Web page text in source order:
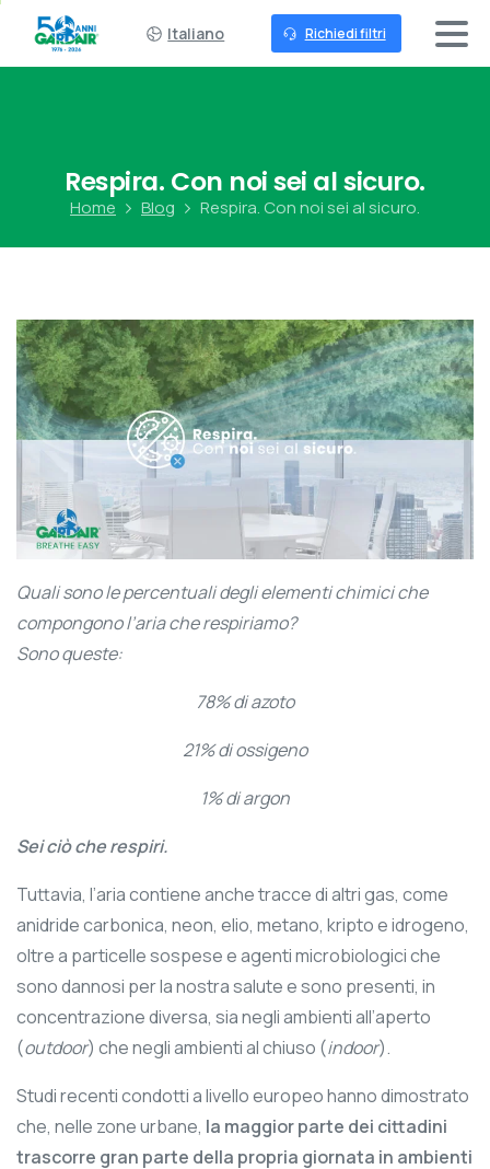
Italiano Richiedi filtri
Respira. Con noisei alsicuro.
Home Blog Respira. Con noi sei al sicuro.
Quali sono le percentuali degli elementi chimici che
compongono l’aria che respiriamo?
Sono queste:
78% di azoto
21% di ossigeno
1% di argon
Sei ciò che respiri.
Tuttavia, l’aria contiene anche tracce di altri gas, come
anidride carbonica, neon, elio, metano, kripto e idrogeno,
oltre a particelle sospese e agenti microbiologici che
sono dannosi per la nostra salute e sono presenti, in
concentrazione diversa, sia negli ambienti all’aperto
(outdoor) che negli ambienti al chiuso (indoor).
Studi recenti condotti a livello europeo hanno dimostrato
che, nelle zone urbane, la maggior parte dei cittadini
trascorre gran parte della propria giornata in ambienti